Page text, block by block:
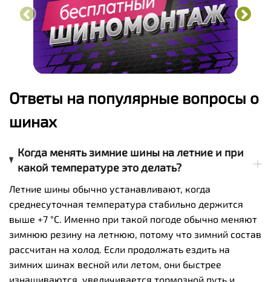
Ответы на популярные вопросы о
шинах
Когда менять зимние шины на летние и при
какой температуре это делать?
Летние шины обычно устанавливают, когда
среднесуточная температура стабильно держится
выше +7 °C. Именно при такой погоде обычно меняют
зимнюю резину на летнюю, потому что зимний состав
рассчитан на холод. Если продолжать ездить на
зимних шинах весной или летом, они быстрее
изнашиваются, увеличивается тормозной путь и